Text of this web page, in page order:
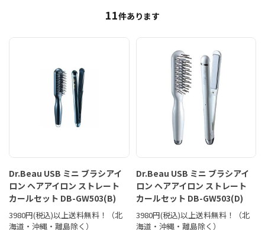
11件あります
Dr.Beau USB ミニ ブラシアイ
ロン ヘアアイロン ストレート
カールセット DB-GW503(B)
3980円(税込)以上送料無料！（北
海道・沖縄・離島除く）
Dr.Beau USB ミニ ブラシアイ
ロン ヘアアイロン ストレート
カールセット DB-GW503(D)
3980円(税込)以上送料無料！（北
海道・沖縄・離島除く）